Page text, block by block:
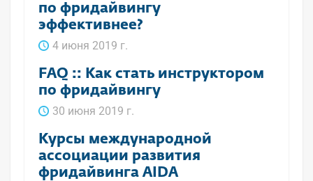
по фридайвингу
эффективнее?
4 июня 2019 г.
FAQ :: Как стать инструктором
по фридайвингу
30 июня 2019 г.
Курсы международной
ассоциации развития
фридайвинга AIDA